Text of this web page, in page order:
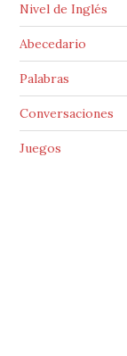
Nivel de Inglés
Abecedario
Palabras
Conversaciones
Juegos